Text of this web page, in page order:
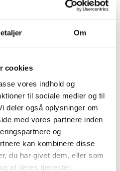
Om
cookies
vores indhold og
til sociale medier og til
deler også oplysninger om
med vores partnere inden
og
kan kombinere disse
du har givet dem, eller som
af deres tjenester.
Info
2026 -
2026